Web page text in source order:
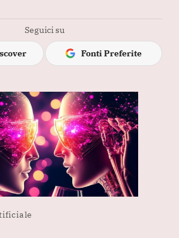
Seguici su
Fonti Preferite